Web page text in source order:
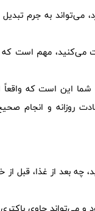
می‌تواند به جرم
می‌کنید، مهم است
شما این است که
روزانه و انجام
چه بعد از غذا، قبل